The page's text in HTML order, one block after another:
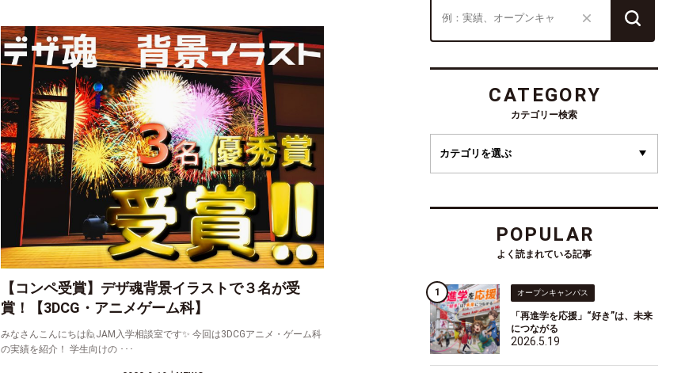
【コンペ受賞】デザ魂背景イラストで３名が受
賞！【3DCG・アニメゲーム科】
みなさんこんにちは🙋JAM入学相談室です✨ 今回は3DCGアニメ・ゲーム科
の実績を紹介！ 学生向けの ･･･
CATEGORY
カテゴリー検索
POPULAR
よく読まれている記事
オープンキャンパス
「再進学を応援」“好き”は、未来
につながる
2026.5.19